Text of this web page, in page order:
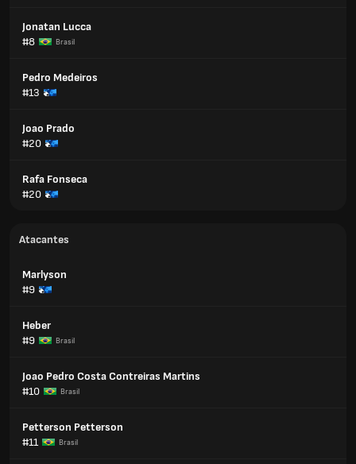
Jonatan Lucca
#8
Brasil
Pedro Medeiros
#13
Joao Prado
#20
Rafa Fonseca
#20
Atacantes
Marlyson
#9
Heber
#9
Brasil
Joao Pedro Costa Contreiras Martins
#10
Brasil
Petterson Petterson
#11
Brasil